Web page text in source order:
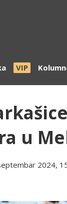
VIP
u
2024,